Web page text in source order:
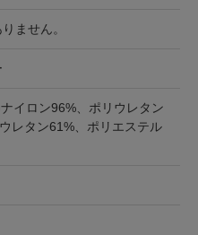
ません。
イロン96%、ポリウレタン
レタン61%、ポリエステル